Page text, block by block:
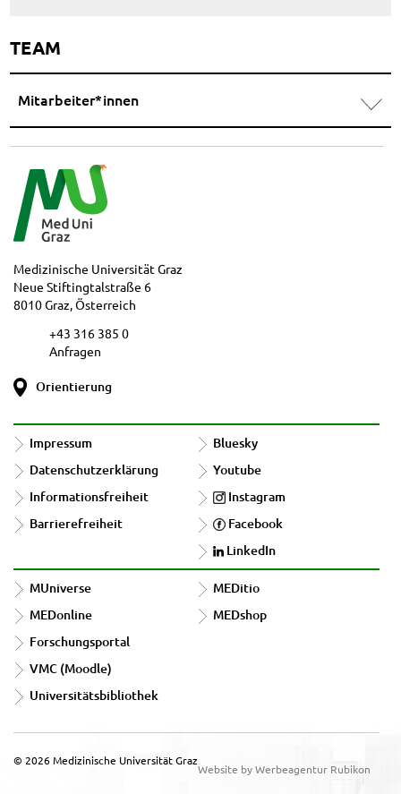
TEAM
Mitarbeiter*innen
Medizinische Universität Graz
Neue Stiftingtalstraße 6
8010 Graz, Österreich
+43 316 385 0
Anfragen
Orientierung
Impressum
Datenschutzerklärung
Informationsfreiheit
Barrierefreiheit
Bluesky
Youtube
Instagram
Facebook
LinkedIn
MUniverse
MEDonline
Forschungsportal
VMC (Moodle)
Universitätsbibliothek
MEDitio
MEDshop
© 2026 Medizinische Universität Graz
Website by Werbeagentur Rubikon